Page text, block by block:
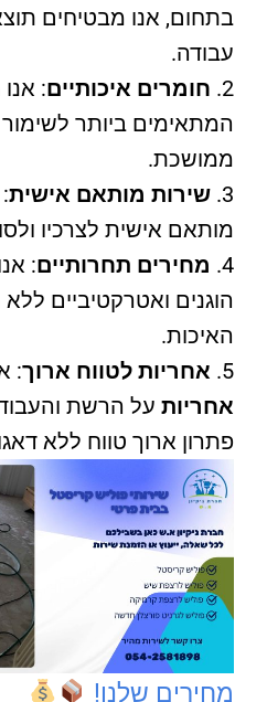
בתחום, אנו מבטיחים
עבודה.
חומרים איכותיים:
המתאימים ביותר
ממושכת.
שירות מותאם אישית
מותאם אישית לצרכיו
מחירים תחרותיים:
הוגנים ואטרקטיביים
האיכות.
אחריות לטווח ארוך:
אחריות על הרשת
פתרון ארוך טווח ללא
מחירים שלנו!